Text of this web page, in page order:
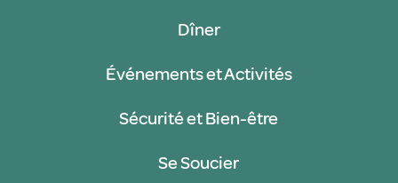
Dîner
Événements et Activités
Sécurité et Bien-être
Se Soucier